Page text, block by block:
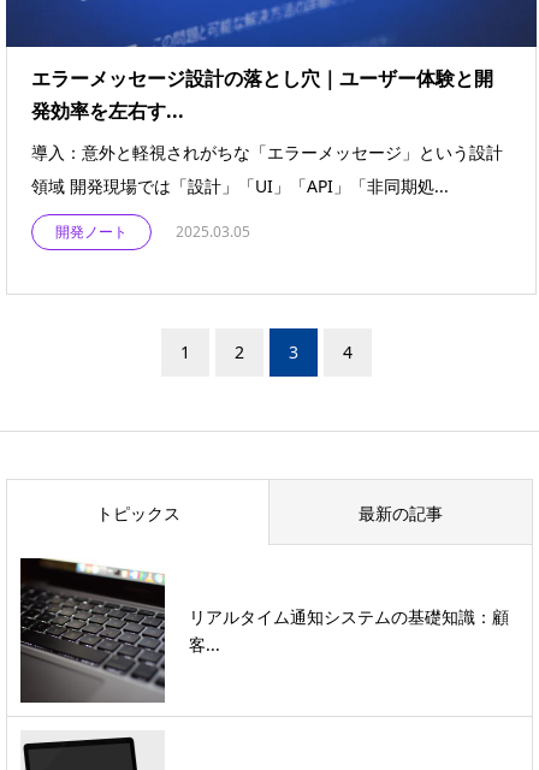
エラーメッセージ設計の落とし穴｜ユーザー体験と開
発効率を左右す...
導入：意外と軽視されがちな「エラーメッセージ」という設計
領域 開発現場では「設計」「UI」「API」「非同期処...
開発ノート 2025.03.05
1 2 3 4
トピックス 最新の記事
リアルタイム通知システムの基礎知識：顧
客...